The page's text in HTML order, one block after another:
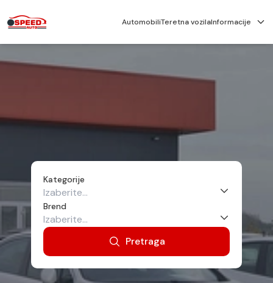
AutomobiliTeretna vozilaInformacije
Kategorije
Brend
Pretraga